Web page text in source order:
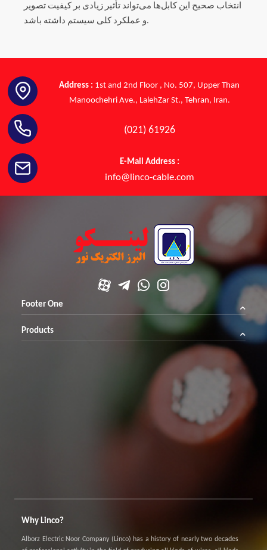
انتخاب صحیح این کابل‌ها می‌تواند تأثیر زیادی بر کیفیت تصویر
و عملکرد کلی سیستم داشته باشد.
Address : 1st and 2nd Floor , No. 507, Upper Than
Manoochehri Ave., LalehZar St., Tehran, Iran.
(021) 61926
E-Mail Address :
info@linco-cable.com
Footer One
Products
Why Linco?
Alborz Electric Noor Company (Linco) has a history of nearly two decades